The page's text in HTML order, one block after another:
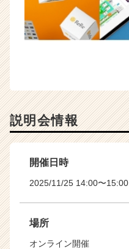
説明会情報
開催日時
2025/11/25 14:00〜15:00
場所
オンライン開催